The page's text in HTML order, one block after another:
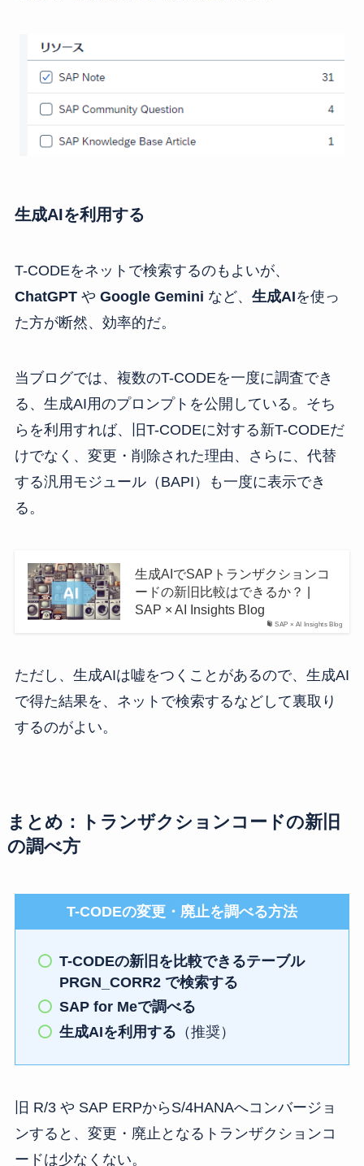
生成AIを利用する
T-CODEをネットで検索するのもよいが、
ChatGPTや Google Gemini など、 生成AIを使っ
た方が断然、効率的だ。
当ブログでは、複数のT-CODEを一度に調査でき
る、生成AI用のプロンプトを公開している。そち
らを利用すれば、旧T-CODEに対する新T-CODEだ
けでなく、変更・削除された理由、さらに、代替
する汎用モジュール（BAPI）も一度に表示でき
る。
SAP × AI Insights Blog
生成AIでSAPトランザクションコ
ードの新旧比較はできるか？ |
SAP × AI Insights Blog
ただし、生成AIは嘘をつくことがあるので、生成AI
で得た結果を、ネットで検索するなどして裏取り
するのがよい。
まとめ：トランザクションコードの新旧
の調べ方
T-CODEの変更・廃止を調べる方法
T-CODEの新旧を比較できるテーブル
PRGN_CORR2 で検索する
SAP for Meで調べる
生成AIを利用する （推奨）
旧 R/3 や SAP ERPからS/4HANAへコンバージョ
ンすると、変更・廃止となるトランザクションコ
ードは少なくない。